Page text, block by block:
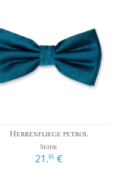
Herrenfliege petrol
Seide
21.95 €